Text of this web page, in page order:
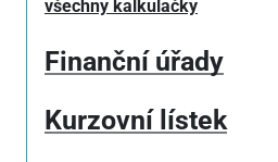
všechny kalkulačky
Finanční úřady
Kurzovní lístek